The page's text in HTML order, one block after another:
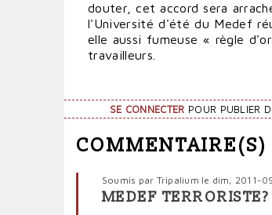
douter, cet accord sera
l'Université d'été du Medef
elle aussi fumeuse « règle
travailleurs.
SE CONNECTER POUR PUBLIER
COMMENTAIRE(S)
Soumis par Tripalium le dim, 2011-
MEDEF TERRORISTE?